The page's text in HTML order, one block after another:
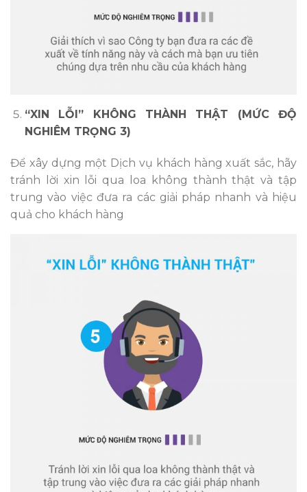
“XIN LỖI” KHÔNG THÀNH THẬT (MỨC ĐỘ
NGHIÊM TRỌNG 3)
Để xây dựng một Dịch vụ khách hàng xuất sắc, hãy
tránh lời xin lỗi qua loa không thành thật và tập
trung vào việc đưa ra các giải pháp nhanh và hiệu
quả cho khách hàng